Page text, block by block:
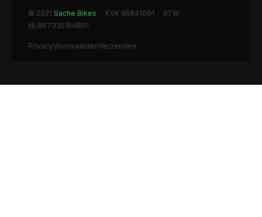
© 2021 Sache Bikes · KVK 95841091 · BTW
NL867335154B01
PrivacyVoorwaardenVerzenden